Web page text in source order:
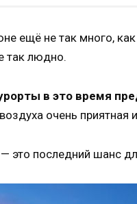
ещё не так много,
так людно.
в это время
очень приятная
это последний шанс